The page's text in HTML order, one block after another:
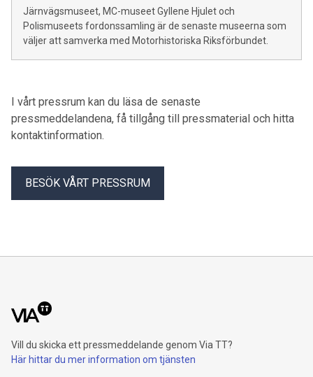
Järnvägsmuseet, MC-museet Gyllene Hjulet och
Polismuseets fordonssamling är de senaste museerna som
väljer att samverka med Motorhistoriska Riksförbundet.
I vårt pressrum kan du läsa de senaste
pressmeddelandena, få tillgång till pressmaterial och hitta
kontaktinformation.
BESÖK VÅRT PRESSRUM
Vill du skicka ett pressmeddelande genom Via TT?
Här hittar du mer information om tjänsten